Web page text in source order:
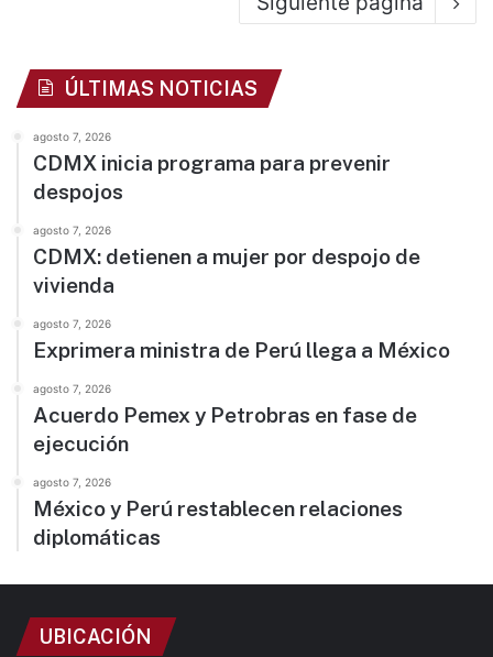
ÚLTIMAS NOTICIAS
agosto 7, 2026
CDMX inicia programa para prevenir
despojos
agosto 7, 2026
CDMX: detienen a mujer por despojo de
vivienda
agosto 7, 2026
Exprimera ministra de Perú llega a México
agosto 7, 2026
Acuerdo Pemex y Petrobras en fase de
ejecución
agosto 7, 2026
México y Perú restablecen relaciones
diplomáticas
UBICACIÓN